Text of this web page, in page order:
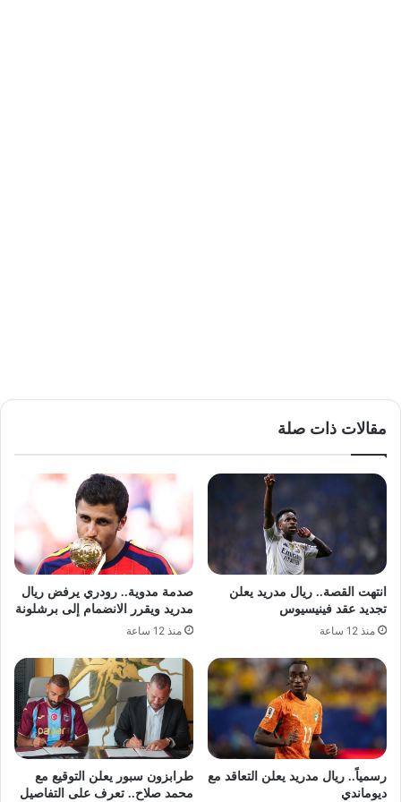
مقالات ذات صلة
انتهت القصة.. ريال مدريد يعلن
تجديد عقد فينيسيوس
منذ 12 ساعة
صدمة مدوية.. رودري يرفض ريال
مدريد ويقرر الانضمام إلى برشلونة
منذ 12 ساعة
رسمياً.. ريال مدريد يعلن التعاقد مع
ديوماندي
طرابزون سبور يعلن التوقيع مع
محمد صلاح.. تعرف على التفاصيل